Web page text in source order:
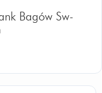
Bagów Sw-